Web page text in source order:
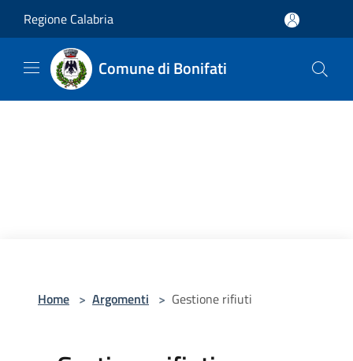
Regione Calabria
Comune di Bonifati
Home > Argomenti > Gestione rifiuti